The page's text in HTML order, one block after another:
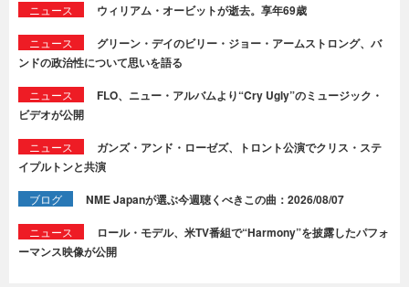
ニュース ウィリアム・オービットが逝去。享年69歳
ニュース
グリーン・デイのビリー・ジョー・アームストロング、バ
ンドの政治性について思いを語る
ニュース
FLO、ニュー・アルバムより“Cry Ugly”のミュージック・
ビデオが公開
ニュース
ガンズ・アンド・ローゼズ、トロント公演でクリス・ステ
イプルトンと共演
ブログ NME Japanが選ぶ今週聴くべきこの曲：2026/08/07
ニュース
ロール・モデル、米TV番組で“Harmony”を披露したパフォ
ーマンス映像が公開